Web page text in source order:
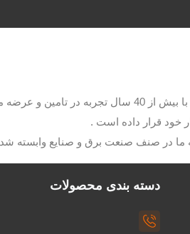
با مدیریت آقای ستوده با بیش از 40
خود قرار داده است .
ما در صنف صنعت برق و صنایع وابسته
دسته بندی محصولات